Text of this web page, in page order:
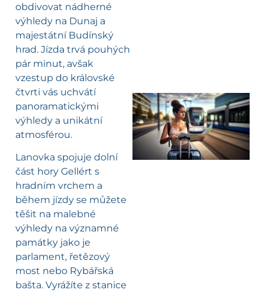
obdivovat nádherné
výhledy na Dunaj a
majestátní Budínský
hrad. Jízda trvá pouhých
pár minut, avšak
vzestup do královské
čtvrti vás uchvátí
panoramatickými
výhledy a unikátní
atmosférou.
Lanovka spojuje dolní
část hory Gellért s
hradním vrchem a
během jízdy se můžete
těšit na malebné
výhledy na významné
památky jako je
parlament, řetězový
most nebo Rybářská
bašta. Vyrážíte z stanice